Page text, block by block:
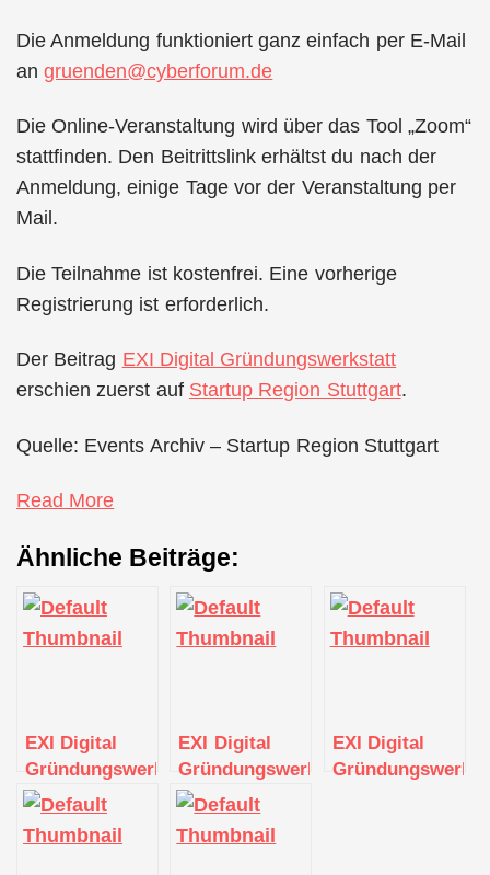
Die Anmeldung funktioniert ganz einfach per E-Mail
angruenden@cyberforum.de
Die Online-Veranstaltung wird über das Tool „Zoom“
stattfinden. Den Beitrittslink erhältst du nach der
Anmeldung, einige Tage vor der Veranstaltung per
Mail.
Die Teilnahme ist kostenfrei. Eine vorherige
Registrierung ist erforderlich.
Der Beitrag EXI Digital Gründungswerkstatt
erschien zuerst auf Startup Region Stuttgart.
Quelle: Events Archiv – Startup Region Stuttgart
Read More
Ähnliche Beiträge:
EXI Digital
Gründungswerkstatt
EXI Digital
Gründungswerkstatt
EXI Digital